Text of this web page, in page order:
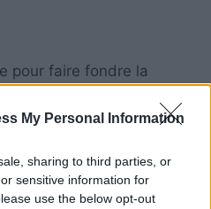
My Personal Information
sharing to third parties, or
sensitive information for
use the below opt-out
pour faire fondre la